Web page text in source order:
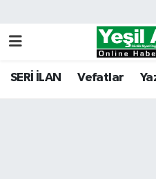
SERİ İLAN Vefatlar
Kahramanmaraş